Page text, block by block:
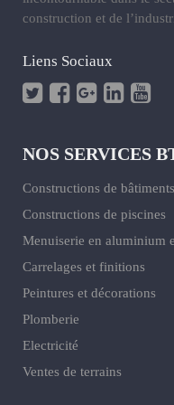
construction et de
Liens Sociaux
NOS SERVICES
Constructions de bâtiments
Constructions de piscines
Menuiserie en aluminium
Carrelages et finitions
Peintures et décorations
Plomberie
Electricité
Ventes de terrains